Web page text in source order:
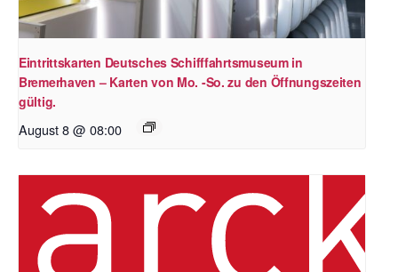
Eintrittskarten Deutsches Schifffahrtsmuseum in
Bremerhaven – Karten von Mo. -So. zu den Öffnungszeiten
gültig.
August 8 @ 08:00